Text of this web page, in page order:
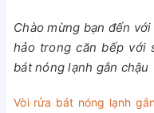
Chào mừng bạn đến
hảo trong căn bếp với
bát nóng lạnh gắn chậu
Vòi rửa bát nóng lạnh